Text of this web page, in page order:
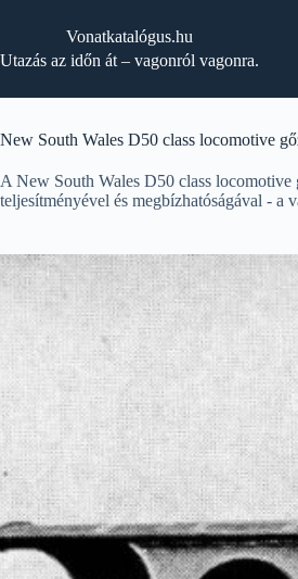
Vonatkatalógus.hu
Utazás az időn át – vagonról vagonra.
New South Wales D50 class locomotive
A New South Wales D50 class
teljesítményével és megbízhatóságával - a